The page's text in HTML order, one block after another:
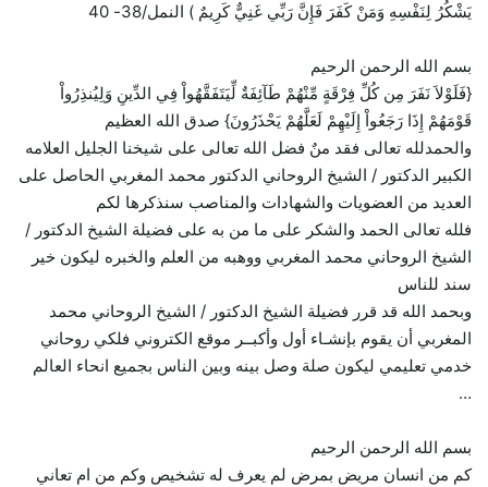
يَشْكُرُ لِنَفْسِهِ وَمَنْ كَفَرَ فَإِنَّ رَبِّي غَنِيٌّ كَرِيمٌ ) النمل/38- 40
بسم الله الرحمن الرحيم
{فَلَوْلاَ نَفَرَ مِن كُلِّ فِرْقَةٍ مِّنْهُمْ طَآئِفَةٌ لِّيَتَفَقَّهُواْ فِي الدِّينِ وَلِيُنذِرُواْ
قَوْمَهُمْ إِذَا رَجَعُواْ إِلَيْهِمْ لَعَلَّهُمْ يَحْذَرُونَ} صدق الله العظيم
والحمدلله تعالى فقد منٌ فضل الله تعالى على شيخنا الجليل العلامه
الكبير الدكتور / الشيخ الروحاني الدكتور محمد المغربي الحاصل على
العديد من العضويات والشهادات والمناصب سنذكرها لكم
فلله تعالى الحمد والشكر على ما من به على فضيلة الشيخ الدكتور /
الشيخ الروحاني محمد المغربي ووهبه من العلم والخبره ليكون خير
سند للناس
وبحمد الله قد قرر فضيلة الشيخ الدكتور / الشيخ الروحاني محمد
المغربي أن يقوم بإنشـاء أول وأكبــر موقع الكتروني فلكي روحاني
خدمي تعليمي ليكون صلة وصل بينه وبين الناس بجميع انحاء العالم
…
بسم الله الرحمن الرحيم
كم من انسان مريض بمرض لم يعرف له تشخيص وكم من ام تعاني